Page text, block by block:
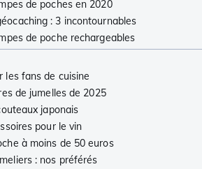
de poches en 2020
: 3 incontournables
de poche rechargeables
les fans de cuisine
de jumelles de 2025
japonais
pour le vin
à moins de 50 euros
: nos préférés